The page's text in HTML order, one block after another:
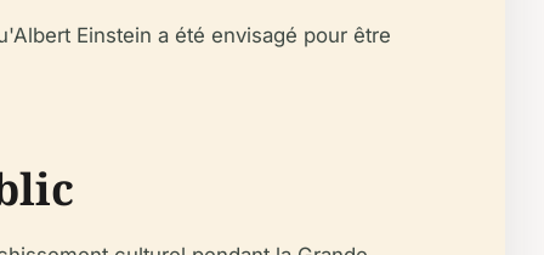
Einstein a été envisagé pour être